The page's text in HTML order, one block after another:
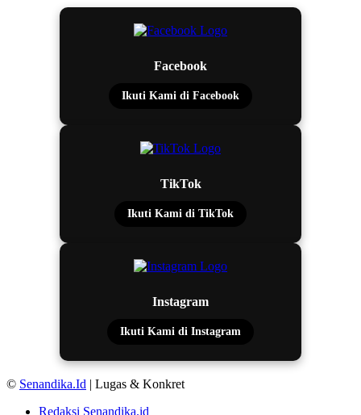
Facebook
Ikuti Kami di Facebook
TikTok
Ikuti Kami di TikTok
Instagram
Ikuti Kami di Instagram
© Senandika.Id | Lugas & Konkret
Redaksi Senandika.id